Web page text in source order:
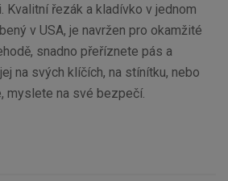
Kvalitní řezák a kladívko v jednom
v USA, je navržen pro okamžité
snadno přeříznete pás a
na svých klíčích, na stínítku, nebo
myslete na své bezpečí.